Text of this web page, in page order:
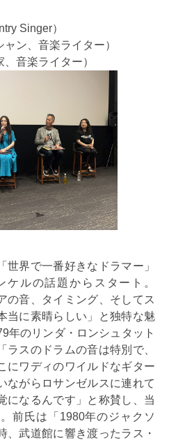
Singer）
ン、音楽ライター）
音楽ライター）
世界で一番好きなドラマー」
ルの話題からスタート。
の音、タイミング、そしてス
当に素晴らしい」と独特な魅
年のリンダ・ロンシュタット
スのドラムの音は特別で、
にワディのワイルドなギター
ながらロサンゼルスに連れて
になるんです」と称賛し、当
前氏は「1980年のジャクソ
、武道館に響き渡ったラス・